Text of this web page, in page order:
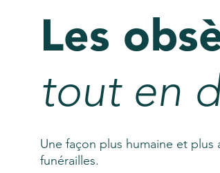
Pierre tombale
AssistGPT
Nos services en plus
Advitam
Consultez
Les
tout en
Une façon plus humaine et
funérailles.